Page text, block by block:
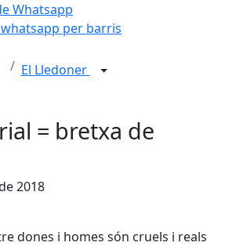
Whatsapp
whatsapp per barris
El Lledoner
= bretxa de
2018
dones i homes són cruels i reals